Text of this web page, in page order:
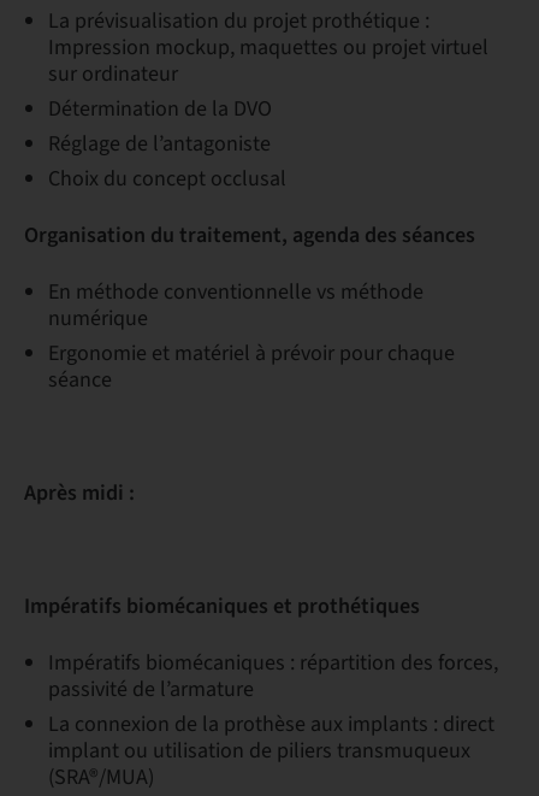
La prévisualisation du projet prothétique :
Impression mockup, maquettes ou projet virtuel
sur ordinateur
Détermination de la DVO
Réglage de l’antagoniste
Choix du concept occlusal
Organisation du traitement, agenda des séances
En méthode conventionnelle vs méthode
numérique
Ergonomie et matériel à prévoir pour chaque
séance
Après midi :
Impératifs biomécaniques et prothétiques
Impératifs biomécaniques : répartition des forces,
passivité de l’armature
La connexion de la prothèse aux implants : direct
implant ou utilisation de piliers transmuqueux
(SRA®/MUA)